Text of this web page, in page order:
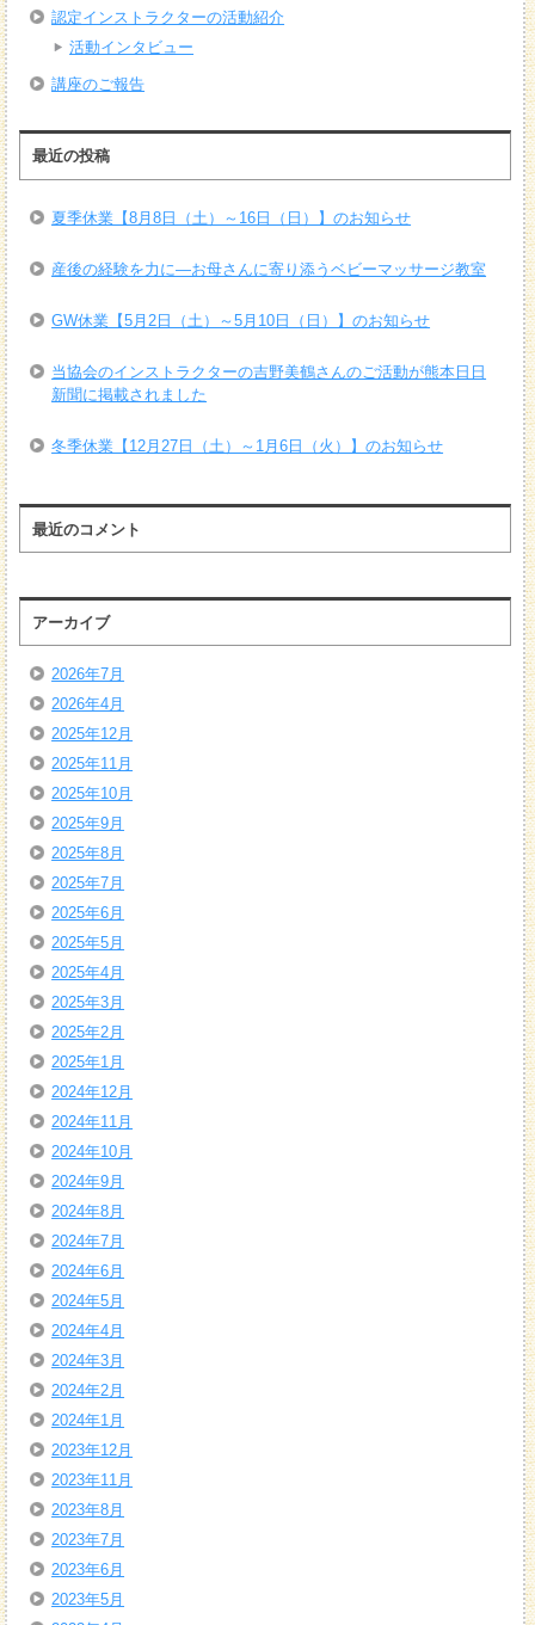
認定インストラクターの活動紹介
活動インタビュー
講座のご報告
最近の投稿
夏季休業【8月8日（土）～16日（日）】のお知らせ
産後の経験を力に―お母さんに寄り添うベビーマッサージ教室
GW休業【5月2日（土）～5月10日（日）】のお知らせ
当協会のインストラクターの吉野美鶴さんのご活動が熊本日日
新聞に掲載されました
冬季休業【12月27日（土）～1月6日（火）】のお知らせ
最近のコメント
アーカイブ
2026年7月
2026年4月
2025年12月
2025年11月
2025年10月
2025年9月
2025年8月
2025年7月
2025年6月
2025年5月
2025年4月
2025年3月
2025年2月
2025年1月
2024年12月
2024年11月
2024年10月
2024年9月
2024年8月
2024年7月
2024年6月
2024年5月
2024年4月
2024年3月
2024年2月
2024年1月
2023年12月
2023年11月
2023年8月
2023年7月
2023年6月
2023年5月